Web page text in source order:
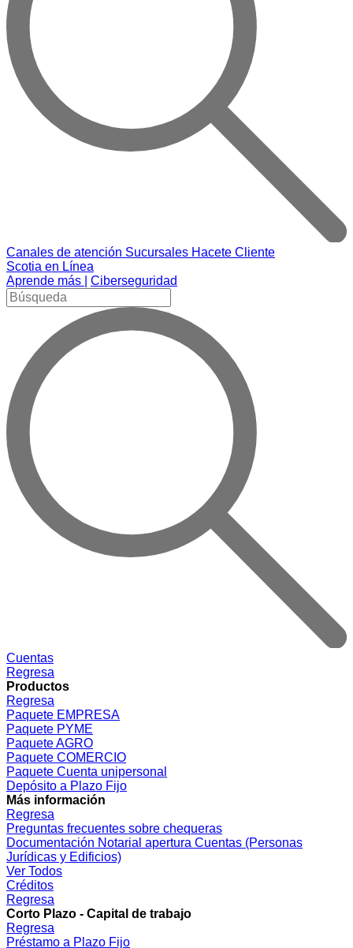
Canales de atención Sucursales Hacete Cliente
Scotia en Línea
Aprende más |
Ciberseguridad
Cuentas
Regresa
Productos
Regresa
Paquete EMPRESA
Paquete PYME
Paquete AGRO
Paquete COMERCIO
Paquete Cuenta unipersonal
Depósito a Plazo Fijo
Más información
Regresa
Preguntas frecuentes sobre chequeras
Documentación Notarial apertura Cuentas (Personas
Jurídicas y Edificios)
Ver Todos
Créditos
Regresa
Corto Plazo - Capital de trabajo
Regresa
Préstamo a Plazo Fijo